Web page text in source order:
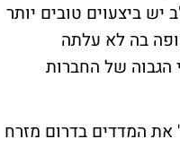
ביצעוים טובים יותר
בה לא עלתה
הגבוה של החברות
את המדדים בדרום מזרח